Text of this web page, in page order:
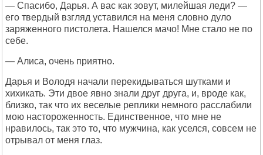
— Спасибо, Дарья. А вас как зовут, милейшая леди? —
его твердый взгляд уставился на меня словно дуло
заряженного пистолета. Нашелся мачо! Мне стало не по
себе.
— Алиса, очень приятно.
Дарья и Володя начали перекидываться шутками и
хихикать. Эти двое явно знали друг друга, и, вроде как,
близко, так что их веселые реплики немного расслабили
мою настороженность. Единственное, что мне не
нравилось, так это то, что мужчина, как уселся, совсем не
отрывал от меня глаз.